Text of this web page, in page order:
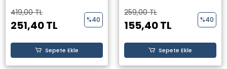
419,00 TL
251,40 TL %40
Sepete Ekle
259,00 TL
155,40 TL %40
Sepete Ekle